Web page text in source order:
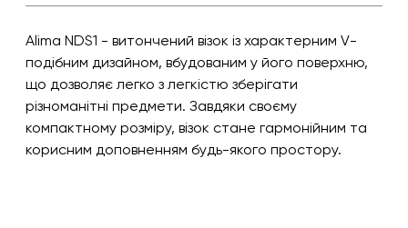
Alima NDS1 - витончений візок із характерним V-
подібним дизайном, вбудованим у його поверхню,
що дозволяє легко з легкістю зберігати
різноманітні предмети. Завдяки своєму
компактному розміру, візок стане гармонійним та
корисним доповненням будь-якого простору.